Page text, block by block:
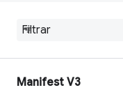
Manifest V3